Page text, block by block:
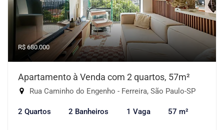
R$ 680.000
Apartamento à Venda com 2 quartos, 57m²
Rua Caminho do Engenho - Ferreira, São Paulo-SP
2 Quartos 2 Banheiros 1 Vaga 57 m²